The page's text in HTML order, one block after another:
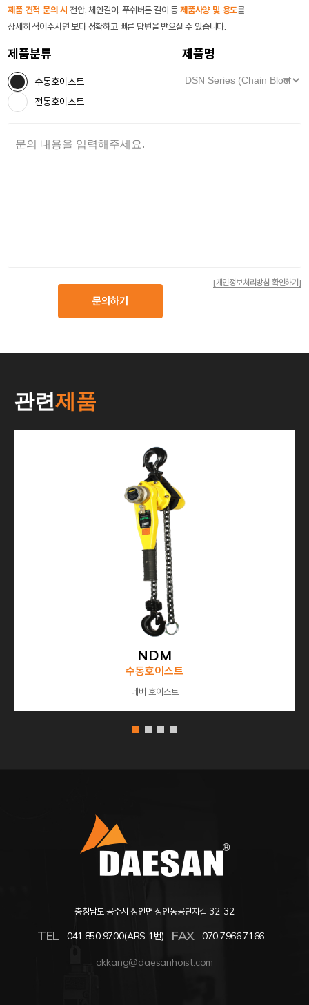
제품 견적 문의 시 전압, 체인길이, 푸쉬버튼 길이 등제품사양 및 용도를
상세히 적어주시면 보다 정확하고 빠른 답변을 받으실 수 있습니다.
제품분류
수동호이스트
전동호이스트
제품명
[개인정보처리방침 확인하기]
문의하기
관련제품
NDM
수동호이스트
레버 호이스트
충청남도 공주시 정안면 정안농공단지길 32-32
TEL 041.850.9700(ARS 1번) FAX 070.7966.7166
okkang@daesanhoist.com